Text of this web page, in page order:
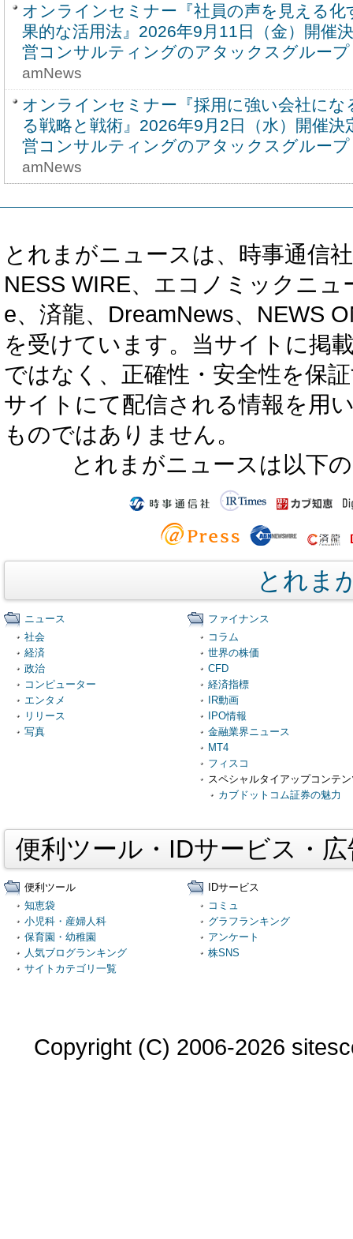
オンラインセミナー『社員の声を見える
果的な活用法』2026年9月11日（金）開催
営コンサルティングのアタックスグループ
amNews
オンラインセミナー『採用に強い会社にな
る戦略と戦術』2026年9月2日（水）開催決
営コンサルティングのアタックスグループ
amNews
とれまがニュースは、時事通信
NESS WIRE、エコノミックニ
e、済龍、DreamNews、NEWS
を受けています。当サイトに掲
ではなく、正確性・安全性を保
サイトにて配信される情報を用
ものではありません。
とれまがニュースは以下
とれま
ニュース
社会
経済
政治
コンピューター
エンタメ
リリース
写真
ファイナンス
コラム
世界の株価
CFD
経済指標
IR動画
IPO情報
金融業界ニュース
MT4
フィスコ
スペシャルタイアップコンテ
カブドットコム証券の魅力
便利ツール・IDサービス・
便利ツール
知恵袋
小児科・産婦人科
保育園・幼稚園
人気ブログランキング
サイトカテゴリ一覧
IDサービス
コミュ
グラフランキング
アンケート
株SNS
Copyright (C) 2006-2026